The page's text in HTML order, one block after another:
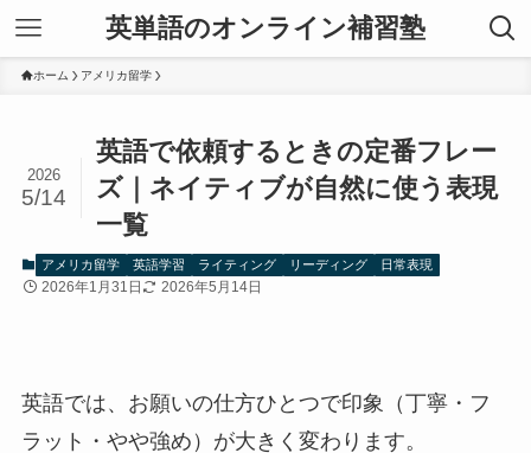
英単語のオンライン補習塾
ホーム アメリカ留学
英語で依頼するときの定番フレー
ズ｜ネイティブが自然に使う表現
一覧
2026
5/14
アメリカ留学 英語学習 ライティング リーディング 日常表現
2026年1月31日 2026年5月14日
英語では、お願いの仕方ひとつで印象（丁寧・フ
ラット・やや強め）が大きく変わります。